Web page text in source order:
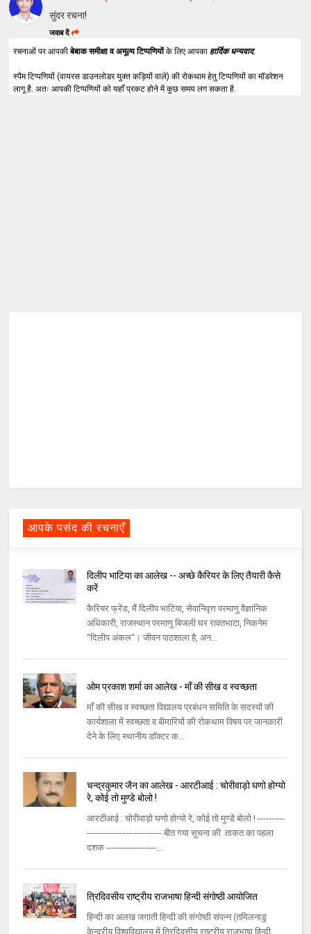
सुंदर रचना!
जवाब दें
रचनाओं पर आपकीबेबाक समीक्षा व अमूल्य टिप्पणियोंके लिए आपका हार्दिक धन्यवाद.
स्पैम टिप्पणियों (वायरस डाउनलोडर युक्त कड़ियों वाले) की रोकथाम हेतु टिप्पणियों का मॉडरेशन
लागू है. अतः आपकी टिप्पणियों को यहाँ प्रकट होने में कुछ समय लग सकता है.
आपके पसंद की रचनाएँ
दिलीप भाटिया का आलेख -- अच्छे कैरियर के लिए तैयारी कैसे
करें
कैरियर फ्रेंड, मैं दिलीप भाटिया, सेवानिवृत्त परमाणु वैज्ञानिक
अधिकारी, राजस्‍थान परमाणु बिजली घर रावतभाटा, निकनेम
‘‘दिलीप अंकल‘‘। जीवन पाठशाला है, अन...
ओम प्रकाश शर्मा का आलेख - माँ की सीख व स्वच्छता
माँ की सीख व स्वच्छता विद्यालय प्रबंधन समिति के सदस्यों की
कार्यशाला में स्वच्छता व बीमारियों की रोकथाम विषय पर जानकारी
देने के लिए स्थानीय डॉक्टर क...
चन्द्रकुमार जैन का आलेख - आरटीआई : चोरीवाड़ो घणो होग्यो
रे, कोई तो मुण्डे बोलो !
आरटीआई : चोरीवाड़ो घणो होग्यो रे, कोई तो मुण्डे बोलो ! ----------
--------------------------- बीत गया सूचना की ताकत का पहला
दशक ------------------...
त्रिदिवसीय राष्ट्रीय राजभाषा हिन्दी संगोष्ठी आयोजित
हिन्दी का अलख जगाती हिन्दी की संगोष्ठी संपन्न (तमिलनाडु
केन्द्रीय विश्‍वविद्यालय में त्रिदिवसीय राष्ट्रीय राजभाषा हिन्दी